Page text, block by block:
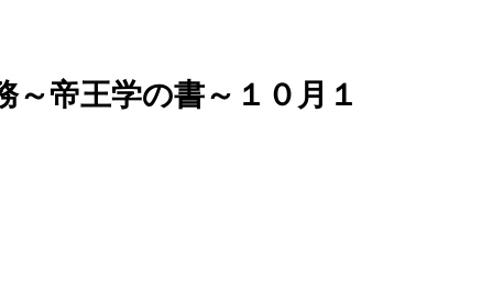
帝王学の書～１０月１